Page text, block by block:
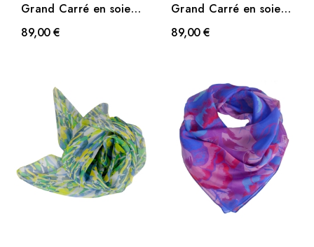
Grand Carré en soie
Fleurs sauvage bleu
89,00 €
Grand Carré en soie
Fleurs sauvage rose
89,00 €